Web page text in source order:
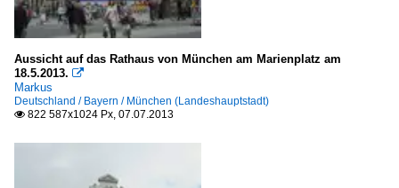
Aussicht auf das Rathaus von München am Marienplatz am
18.5.2013. 
Markus
Deutschland / Bayern / München (Landeshauptstadt)
 822 587x1024 Px, 07.07.2013